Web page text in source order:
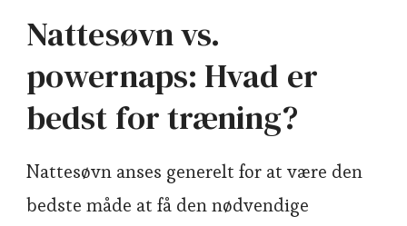
Nattesøvn vs.
powernaps: Hvad er
bedst for træning?
Nattesøvn anses generelt for at være den
bedste måde at få den nødvendige